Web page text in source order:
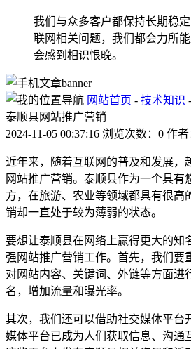
我们与众多客户都保持长期稳
联网相关问题，我们都会力所
会感到相识恨晚。
网站首页 - 技术知识 -
泰顺县网站推广营销
2024-11-05 00:37:16 浏览次数：0 作
近年来，随着互联网的普及和发展，
网站推广营销。泰顺县作为一个具有
方，在旅游、农业等领域都具有很高
销却一直处于较为薄弱的状态。
要想让泰顺县在网络上赢得更大的知
强网站推广营销工作。首先，我们要
对网站内容、关键词、外链等方面进
名，增加流量和曝光率。
其次，我们还可以借助社交媒体平台
媒体平台已成为人们获取信息、沟通